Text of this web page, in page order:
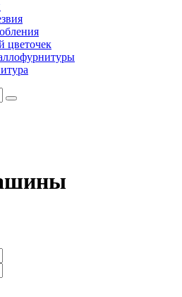
цветочек